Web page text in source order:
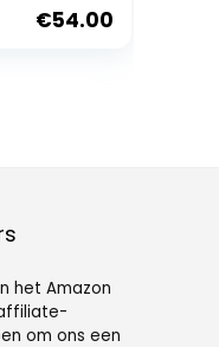
€54.00
het Amazon
om ons een